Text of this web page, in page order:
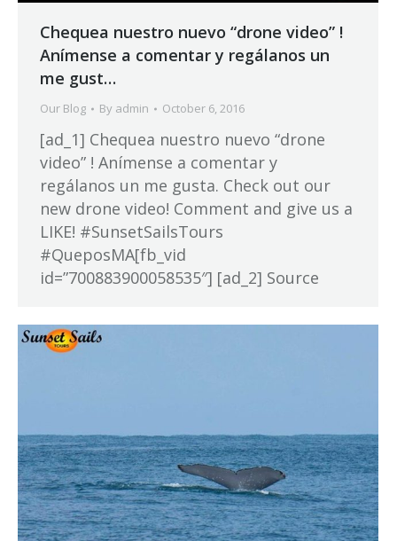
Chequea nuestro nuevo “drone video” !
Anímense a comentar y regálanos un
me gust…
Our Blog By admin October 6, 2016
[ad_1] Chequea nuestro nuevo “drone
video” ! Anímense a comentar y
regálanos un me gusta. Check out our
new drone video! Comment and give us a
LIKE! #SunsetSailsTours
#QueposMA[fb_vid
id=”700883900058535″] [ad_2] Source